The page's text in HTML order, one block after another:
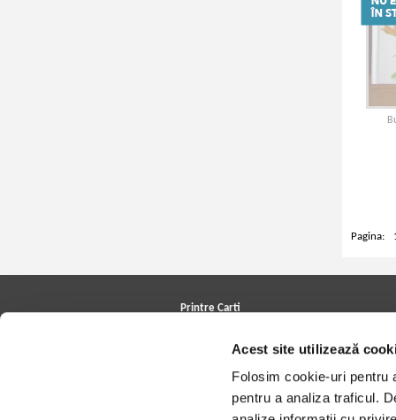
Acest site utilizează
Folosim cookie-uri pentru
pentru a analiza traficul.
Pagina:
Printre Carti
Cele mai căutate cărți